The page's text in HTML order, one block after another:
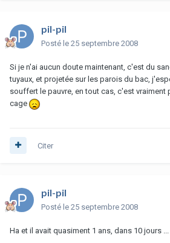
pil-pil
Posté le 25 septembre 2008
Si je n'ai aucun doute maintenant, c'est du
tuyaux, et projetée sur les parois du bac,
souffert le pauvre, en tout cas, c'est vraiment
cage
Citer
pil-pil
Posté le 25 septembre 2008
Ha et il avait quasiment 1 ans, dans 10 jours ...